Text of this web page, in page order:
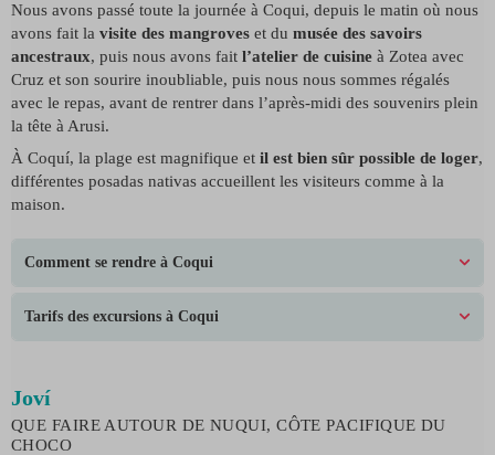
Nous avons passé toute la journée à Coqui, depuis le matin où nous
avons fait la visite des mangroves et du musée des savoirs
ancestraux, puis nous avons fait l’atelier de cuisine à Zotea avec
Cruz et son sourire inoubliable, puis nous nous sommes régalés
avec le repas, avant de rentrer dans l’après-midi des souvenirs plein
la tête à Arusi.
À Coquí, la plage est magnifique et il est bien sûr possible de loger,
différentes posadas nativas accueillent les visiteurs comme à la
maison.
Comment se rendre à Coqui
Tarifs des excursions à Coqui
Joví
QUE FAIRE AUTOUR DE NUQUI, CÔTE PACIFIQUE DU
CHOCO